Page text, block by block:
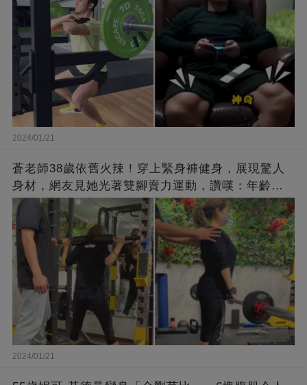
2024/01/21
蒼老師38歲依舊火辣！穿上緊身褲健身，展現驚人
身材，網友見她光著雙腳賣力運動，讚嘆：年齡不
過是個數字！
2024/01/21